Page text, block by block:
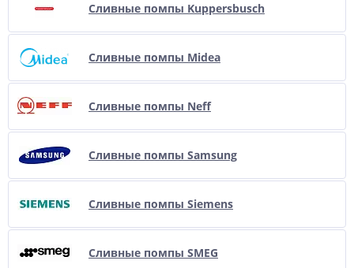
Сливные помпы Kuppersbusch
Сливные помпы Midea
Сливные помпы Neff
Сливные помпы Samsung
Сливные помпы Siemens
Сливные помпы SMEG